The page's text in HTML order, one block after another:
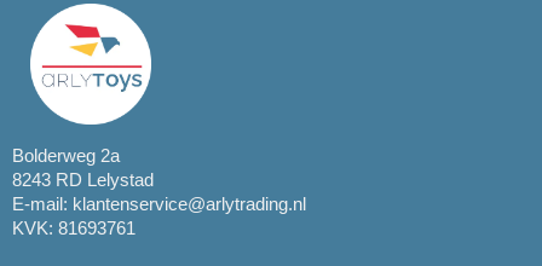
Bolderweg 2a
8243 RD Lelystad
E-mail: klantenservice@arlytrading.nl
KVK: 81693761